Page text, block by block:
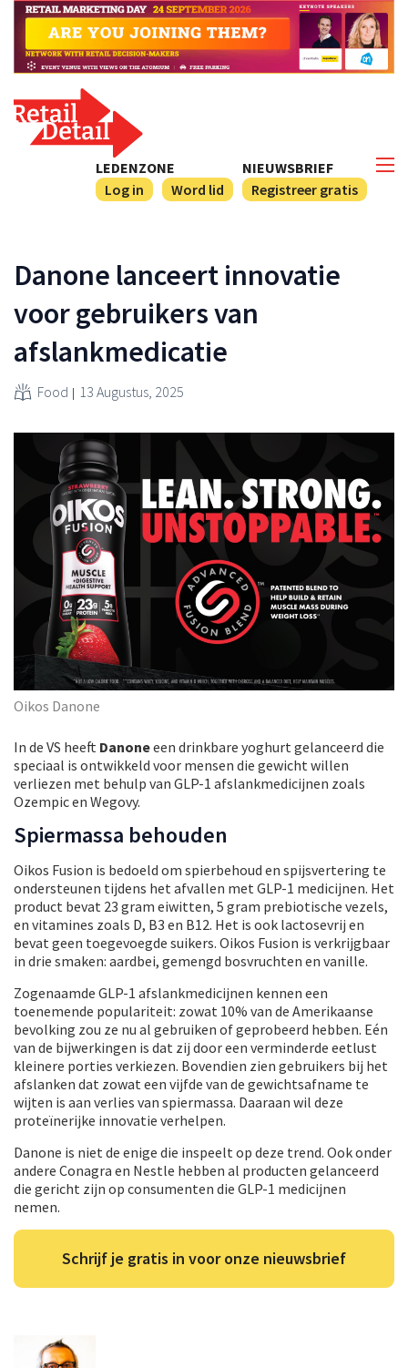
NIEUWSBRIEF
Registreer gratis
LEDENZONE
Log in
Word lid
Danone lanceert innovatie
voor gebruikers van
afslankmedicatie
Food 13 Augustus, 2025
Oikos Danone
In de VS heeft Danoneeen drinkbare yoghurt gelanceerd die
speciaal is ontwikkeld voor mensen die gewicht willen
verliezen met behulp van GLP-1 afslankmedicijnen zoals
Ozempic en Wegovy.
Spiermassa behouden
Oikos Fusion is bedoeld om spierbehoud en spijsvertering te
ondersteunen tijdens het afvallen met GLP-1 medicijnen. Het
product bevat 23 gram eiwitten, 5 gram prebiotische vezels,
en vitamines zoals D, B3 en B12. Het is ook lactosevrij en
bevat geen toegevoegde suikers. Oikos Fusion is verkrijgbaar
in drie smaken: aardbei, gemengd bosvruchten en vanille.
Zogenaamde GLP-1 afslankmedicijnen kennen een
toenemende populariteit: zowat 10% van de Amerikaanse
bevolking zou ze nu al gebruiken of geprobeerd hebben. Eén
van de bijwerkingen is dat zij door een verminderde eetlust
kleinere porties verkiezen. Bovendien zien gebruikers bij het
afslanken dat zowat een vijfde van de gewichtsafname te
wijten is aan verlies van spiermassa. Daaraan wil deze
proteïnerijke innovatie verhelpen.
Danone is niet de enige die inspeelt op deze trend. Ook onder
andere Conagra en Nestle hebben al producten gelanceerd
die gericht zijn op consumenten die GLP-1 medicijnen
nemen.
Schrijf je gratis in voor onze nieuwsbrief